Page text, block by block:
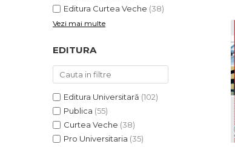
Editura Curtea Veche (38)
Vezi mai multe
EDITURA
Editura Universitară (102)
Publica (55)
Curtea Veche (38)
Pro Universitaria (35)